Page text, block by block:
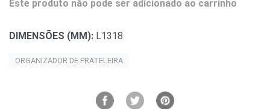
Este produto não pode ser adicionado ao carrinho
DIMENSÕES (MM): L1318
ORGANIZADOR DE PRATELEIRA